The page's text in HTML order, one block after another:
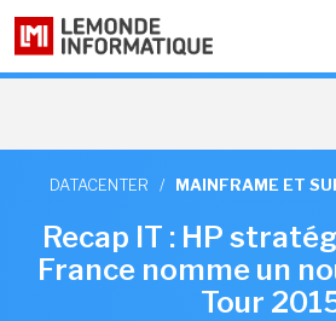
DATACENTER / MAINFRAME ET
Recap IT : HP
France nomme un
Tour